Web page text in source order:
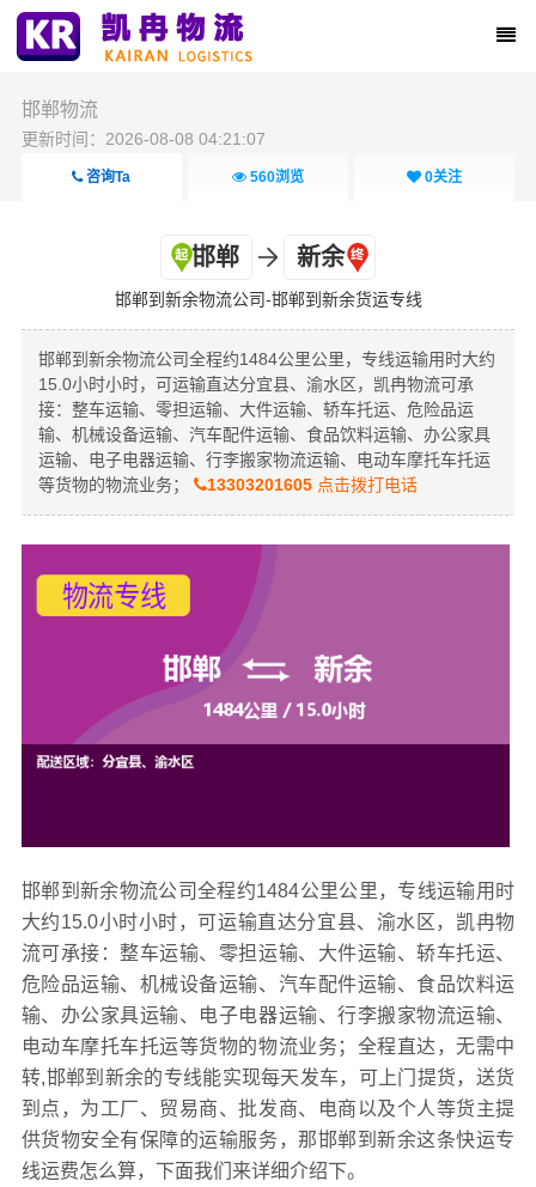
邯郸物流
更新时间：2026-08-08 04:21:07
咨询Ta 560浏览 0关注
邯郸 新余
邯郸到新余物流公司-邯郸到新余货运专线
邯郸到新余物流公司全程约1484公里公里，专线运输用时大约
15.0小时小时，可运输直达分宜县、渝水区，凯冉物流可承
接：整车运输、零担运输、大件运输、轿车托运、危险品运
输、机械设备运输、汽车配件运输、食品饮料运输、办公家具
运输、电子电器运输、行李搬家物流运输、电动车摩托车托运
等货物的物流业务；
13303201605点击拨打电话
邯郸到新余物流公司全程约1484公里公里，专线运输用时
大约15.0小时小时，可运输直达分宜县、渝水区，凯冉物
流可承接：整车运输、零担运输、大件运输、轿车托运、
危险品运输、机械设备运输、汽车配件运输、食品饮料运
输、办公家具运输、电子电器运输、行李搬家物流运输、
电动车摩托车托运等货物的物流业务；全程直达，无需中
转,邯郸到新余的专线能实现每天发车，可上门提货，送货
到点，为工厂、贸易商、批发商、电商以及个人等货主提
供货物安全有保障的运输服务，那邯郸到新余这条快运专
线运费怎么算，下面我们来详细介绍下。